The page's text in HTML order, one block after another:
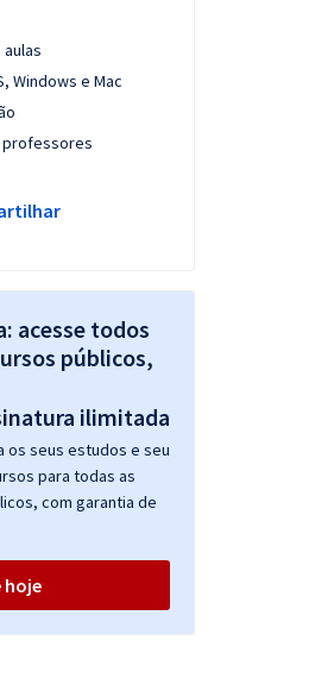
Windows e Mac
professores
acesse todos
públicos,
os seus estudos e seu
para todas as
com garantia de
hoje